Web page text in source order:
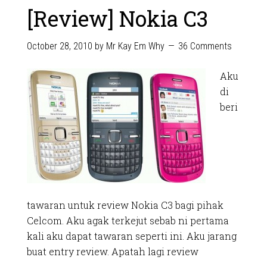
[Review] Nokia C3
October 28, 2010 by Mr Kay Em Why 36 Comments
Aku
di
beri
tawaran untuk review Nokia C3 bagi pihak
Celcom. Aku agak terkejut sebab ni pertama
kali aku dapat tawaran seperti ini. Aku jarang
buat entry review. Apatah lagi review